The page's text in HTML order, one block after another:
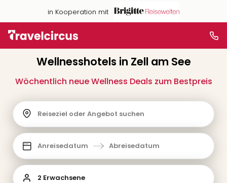
in Kooperation mit
Wellnesshotels in Zell am See
Wöchentlich neue Wellness Deals zum Bestpreis
Reiseziel oder Angebot suchen
Anreisedatum Abreisedatum
2 Erwachsene